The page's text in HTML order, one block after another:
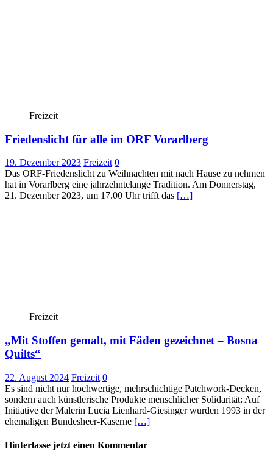
Freizeit
Friedenslicht für alle im ORF Vorarlberg
19. Dezember 2023 Freizeit 0
Das ORF-Friedenslicht zu Weihnachten mit nach Hause zu nehmen
hat in Vorarlberg eine jahrzehntelange Tradition. Am Donnerstag,
21. Dezember 2023, um 17.00 Uhr trifft das […]
Freizeit
„Mit Stoffen gemalt, mit Fäden gezeichnet – Bosna
Quilts“
22. August 2024 Freizeit 0
Es sind nicht nur hochwertige, mehrschichtige Patchwork-Decken,
sondern auch künstlerische Produkte menschlicher Solidarität: Auf
Initiative der Malerin Lucia Lienhard-Giesinger wurden 1993 in der
ehemaligen Bundesheer-Kaserne […]
Hinterlasse jetzt einen Kommentar